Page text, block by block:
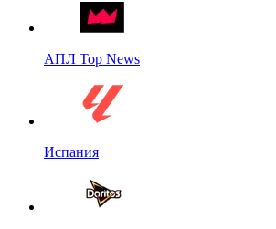
АПЛ Top News
Испания